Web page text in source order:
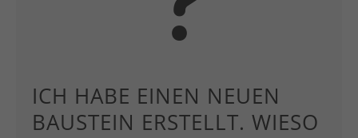
ICH HABE EINEN NEUEN
BAUSTEIN ERSTELLT. WIESO